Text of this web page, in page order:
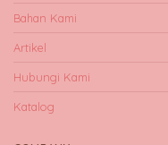
Bahan Kami
Artikel
Hubungi Kami
Katalog